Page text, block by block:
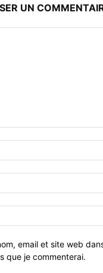
UN
email et site web
que je commenterai.